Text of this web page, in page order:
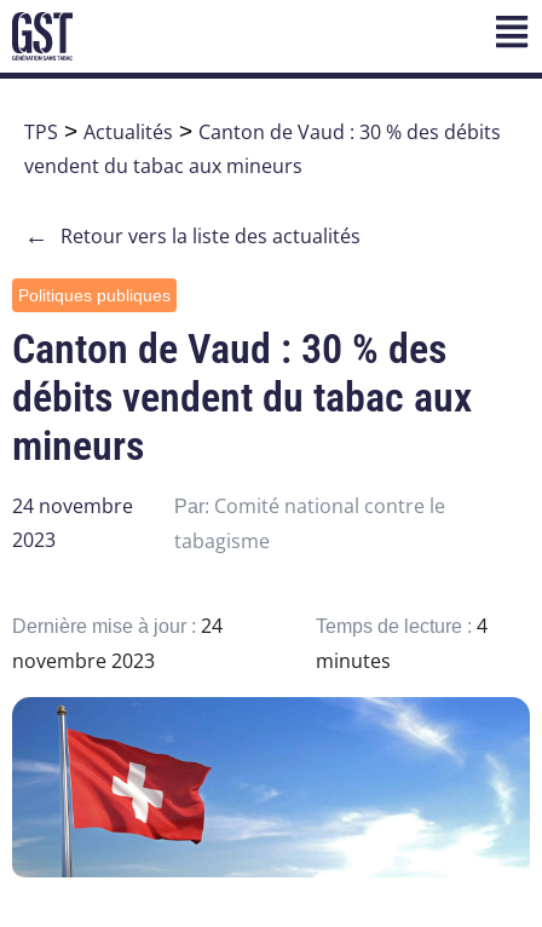
TPS > Actualités > Canton de Vaud : 30 % des débits
vendent du tabac aux mineurs
← Retour vers la liste des actualités
Politiques publiques
Canton de Vaud : 30 % des
débits vendent du tabac aux
mineurs
24 novembre
2023
Par: Comité national contre le
tabagisme
Dernière mise à jour : 24
novembre 2023
Temps de lecture :4
minutes